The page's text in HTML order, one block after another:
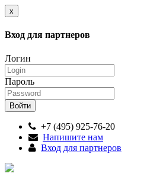
x
Вход для партнеров
Логин
Пароль
+7 (495) 925-76-20
Напишите нам
Вход для партнеров